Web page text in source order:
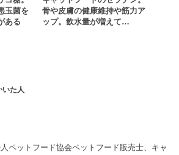
玉菌を
ある
骨や皮膚の健康維持や筋力ア
ップ。飲水量が増えて…
いた人
ペットフード協会ペットフード販売士、キャ